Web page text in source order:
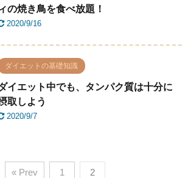
ィの焼き鳥を食べ放題！
2020/9/16
ダイエットの基礎知識
イエット中でも、タンパク質は十分に
取しよう
2020/9/7
« Prev 1 2